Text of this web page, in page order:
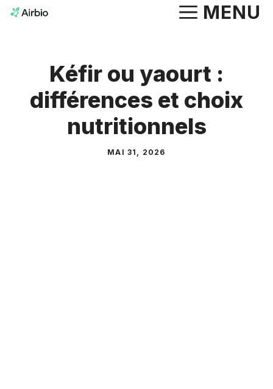
Aller
MENU
Kéfir ou yaourt :
différences et choix
nutritionnels
MAI 31, 2026